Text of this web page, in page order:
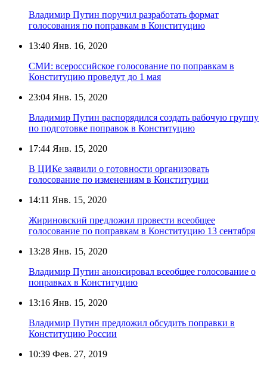
Владимир Путин поручил разработать формат
голосования по поправкам в Конституцию
13:40 Янв. 16, 2020
СМИ: всероссийское голосование по поправкам в
Конституцию проведут до 1 мая
23:04 Янв. 15, 2020
Владимир Путин распорядился создать рабочую группу
по подготовке поправок в Конституцию
17:44 Янв. 15, 2020
В ЦИКе заявили о готовности организовать
голосование по изменениям в Конституции
14:11 Янв. 15, 2020
Жириновский предложил провести всеобщее
голосование по поправкам в Конституцию 13 сентября
13:28 Янв. 15, 2020
Владимир Путин анонсировал всеобщее голосование о
поправках в Конституцию
13:16 Янв. 15, 2020
Владимир Путин предложил обсудить поправки в
Конституцию России
10:39 Фев. 27, 2019